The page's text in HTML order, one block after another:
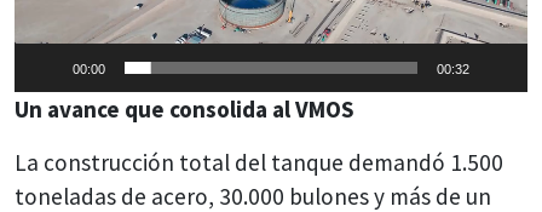
00:00 00:32
Un avance que consolida al VMOS
La construcción total del tanque demandó 1.500
toneladas de acero, 30.000 bulones y más de un